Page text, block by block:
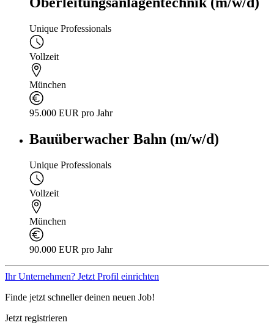
Unique Professionals
Vollzeit
München
95.000 EUR pro Jahr
Bauüberwacher Bahn (m/w/d)
Unique Professionals
Vollzeit
München
90.000 EUR pro Jahr
Ihr Unternehmen? Jetzt Profil einrichten
Finde jetzt schneller deinen neuen Job!
Jetzt registrieren